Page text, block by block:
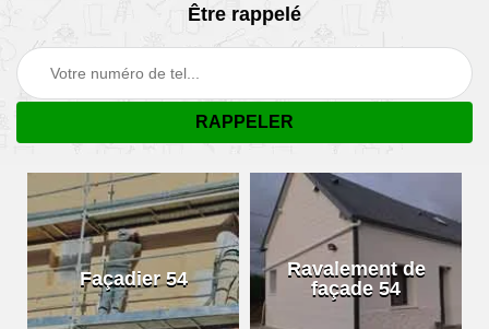
Être rappelé
Façadier 54
Ravalement de
façade 54